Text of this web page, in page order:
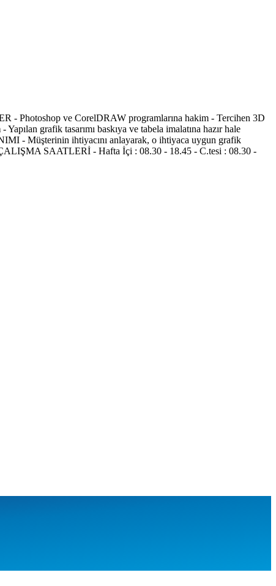
- Photoshop ve CorelDRAW programlarına hakim - Tercihen 3D
grafik tasarımı baskıya ve tabela imalatına hazır hale
- Müşterinin ihtiyacını anlayarak, o ihtiyaca uygun grafik
ÇALIŞMA SAATLERİ - Hafta İçi : 08.30 - 18.45 - C.tesi : 08.30 -